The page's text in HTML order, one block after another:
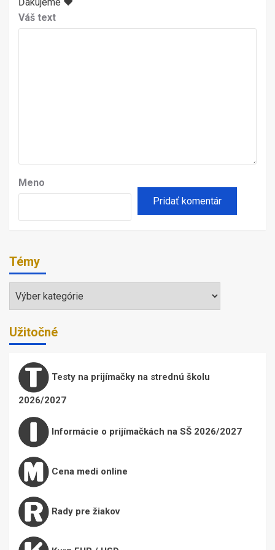
Ďakujeme ♥
Váš text
Meno
Témy
Témy
Užitočné
Testy na prijímačky na strednú školu
2026/2027
Informácie o prijímačkách na SŠ 2026/2027
Cena medi online
Rady pre žiakov